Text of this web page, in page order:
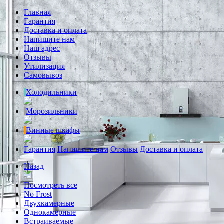
Главная
Гарантия
Доставка и оплата
Напишите нам
Наш адрес
Отзывы
Утилизация
Самовывоз
Холодильники
Морозильники
Винные шкафы
Гарантия Напишите нам Отзывы Доставка и оплата
Назад
Посмотреть все
No Frost
Двухкамерные
Однокамерные
Встраиваемые